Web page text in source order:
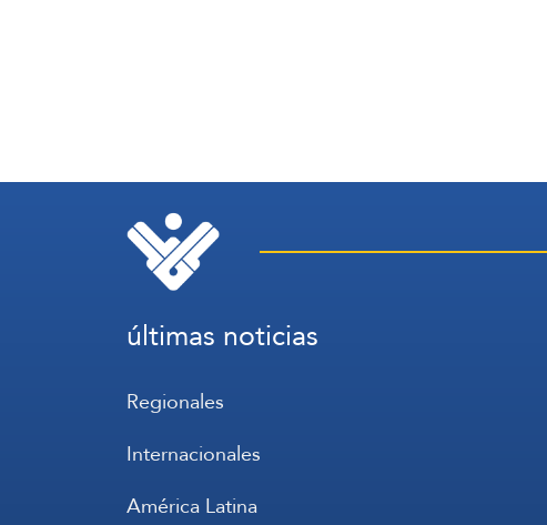
últimas noticias
Regionales
Internacionales
América Latina